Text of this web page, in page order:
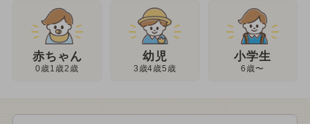
赤ちゃん
0歳1歳2歳
幼児
3歳4歳5歳
小学生
6歳〜